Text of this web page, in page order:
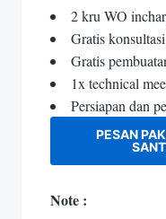
2 kru WO
Gratis
Gratis
1x technical
Persiapan dan
PESAN
Note :